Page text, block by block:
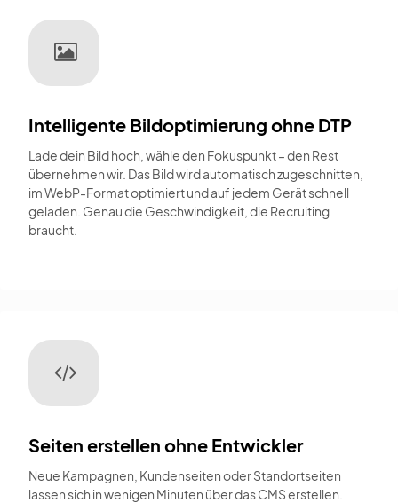
Intelligente Bildoptimierung ohne DTP
Lade dein Bild hoch, wähle den Fokuspunkt – den Rest
übernehmen wir. Das Bild wird automatisch zugeschnitten,
im WebP-Format optimiert und auf jedem Gerät schnell
geladen. Genau die Geschwindigkeit, die Recruiting
braucht.
Seiten erstellen ohne Entwickler
Neue Kampagnen, Kundenseiten oder Standortseiten
lassen sich in wenigen Minuten über das CMS erstellen.